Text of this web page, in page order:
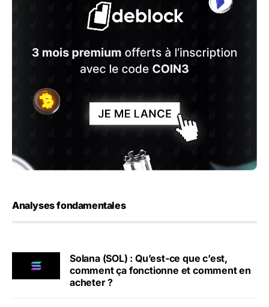
Analyses fondamentales
Solana (SOL) : Qu’est-ce que c’est,
comment ça fonctionne et comment en
acheter ?